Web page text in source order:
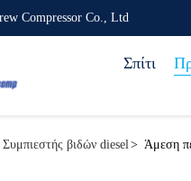
Compressor Co., Ltd
Σπίτι
Συμπιεστής βιδών diesel> Άμεση